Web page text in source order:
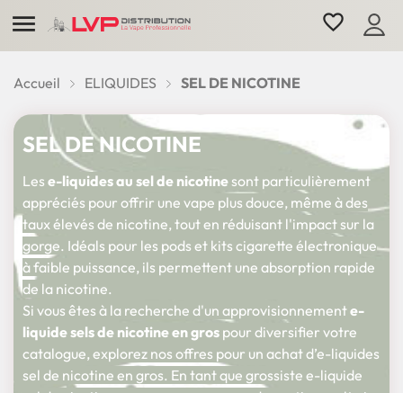
 favorite_border
Accueil ELIQUIDES SEL DE NICOTINE
SEL DE NICOTINE
Les e-liquides au sel de nicotinesont particulièrement
appréciés pour offrir une vape plus douce, même à des
taux élevés de nicotine, tout en réduisant l'impact sur la
gorge. Idéals pour les pods et kits cigarette électronique
à faible puissance, ils permettent une absorption rapide
de la nicotine.
Si vous êtes à la recherche d'un approvisionnemente-
liquide sels de nicotine en gros pour diversifier votre
catalogue, explorez nos offres pour un achat d’e-liquides
sel de nicotine en gros. En tant que grossiste e-liquide